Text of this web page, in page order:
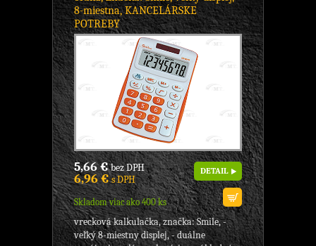
8-miestna, KANCELÁRSKE
POTREBY
5,66 €bez DPH
6,96 €s DPH
Skladom viac ako 400 ks
DETAIL
vrecková kalkulačka, značka: Smile, -
veľký 8-miestny displej, - duálne